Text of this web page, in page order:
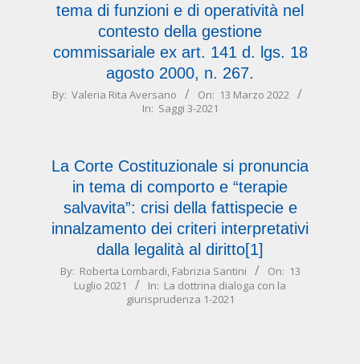
tema di funzioni e di operatività nel
contesto della gestione
commissariale ex art. 141 d. lgs. 18
agosto 2000, n. 267.
2022-
By: Valeria Rita Aversano On: 13 Marzo 2022
In: Saggi 3-2021
La Corte Costituzionale si pronuncia
in tema di comporto e “terapie
salvavita”: crisi della fattispecie e
innalzamento dei criteri interpretativi
dalla legalità al diritto[1]
2021-
By: Roberta Lombardi, Fabrizia Santini On: 13
Luglio 2021
In: La dottrina dialoga con la
giurisprudenza 1-2021